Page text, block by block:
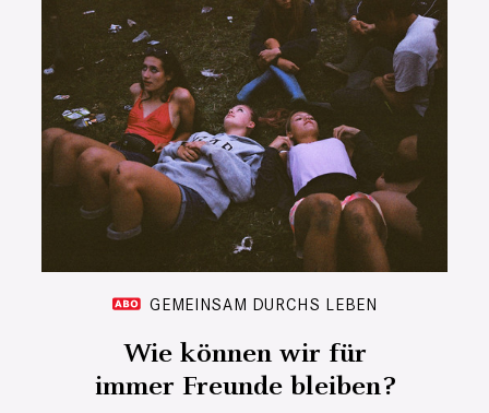
GEMEINSAM DURCHS LEBEN
Wie können wir für
immer Freunde bleiben?